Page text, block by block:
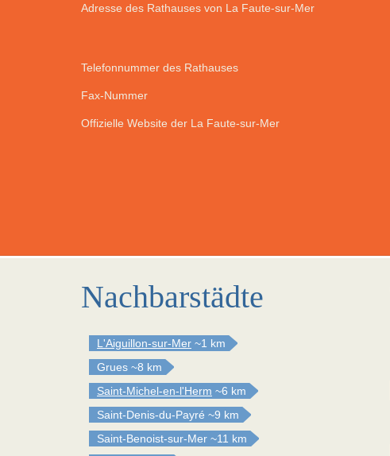
Adresse des Rathauses von La Faute-sur-Mer
Telefonnummer des Rathauses
Fax-Nummer
Offizielle Website der La Faute-sur-Mer
Nachbarstädte
L'Aiguillon-sur-Mer ~1 km
Grues ~8 km
Saint-Michel-en-l'Herm ~6 km
Saint-Denis-du-Payré ~9 km
Saint-Benoist-sur-Mer ~11 km